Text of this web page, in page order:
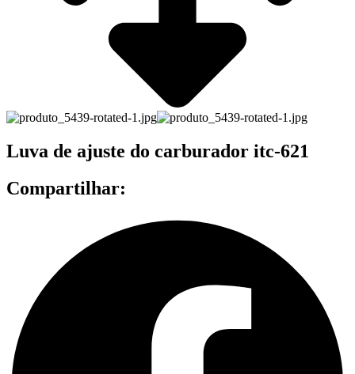
Luva de ajuste do carburador itc-621
Compartilhar: